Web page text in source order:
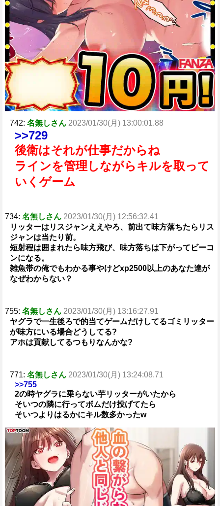
742: 名無しさん 2023/01/30(月) 13:00:01.88
>>729
後衛はそれが仕事だからね
ラインを管理しながらキルを取って
いくゲーム
734: 名無しさん 2023/01/30(月) 12:56:32.41
リッターはリスジャンええやろ、前出て味方落ちたらリス
ジャンは当たり前。
短射程は囲まれたら味方飛び、味方落ちは下がってビーコ
ンになる。
雑魚帯の俺でもわかる事やけどxp2500以上のあなた達が
なぜわからない？
755: 名無しさん 2023/01/30(月) 13:16:27.91
ヤグラで一生後ろで的当てゲームだけしてるゴミリッター
が味方にいる場合どうしてる?
アホは貢献してるつもりなんかな?
771: 名無しさん 2023/01/30(月) 13:24:08.71
>>755
2の時ヤグラに乗らない芋リッターがいたから
そいつの隣に行ってボムだけ投げてたら
そいつよりはるかにキル数多かったw